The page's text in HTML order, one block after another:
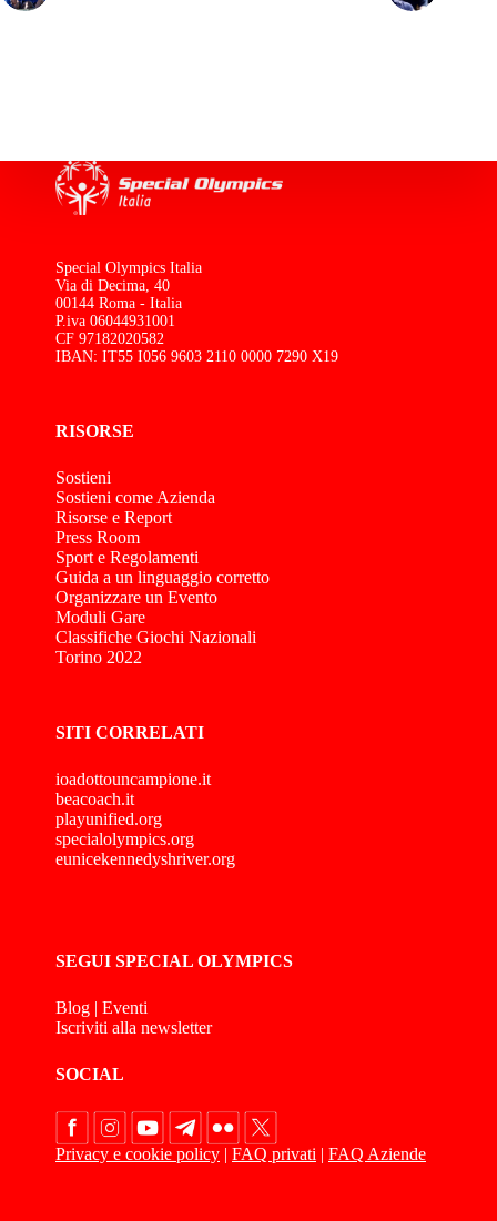
Special Olympics Italia
Via di Decima, 40
00144 Roma - Italia
P.iva 06044931001
CF 97182020582
IBAN: IT55 I056 9603 2110 0000 7290 X19
RISORSE
Sostieni
Sostieni come Azienda
Risorse e Report
Press Room
Sport e Regolamenti
Guida a un linguaggio corretto
Organizzare un Evento
Moduli Gare
Classifiche Giochi Nazionali
Torino 2022
SITI CORRELATI
ioadottouncampione.it
beacoach.it
playunified.org
specialolympics.org
eunicekennedyshriver.org
SEGUI SPECIAL OLYMPICS
Blog | Eventi
Iscriviti alla newsletter
SOCIAL
Privacy e cookie policy | FAQ privati | FAQ Aziende